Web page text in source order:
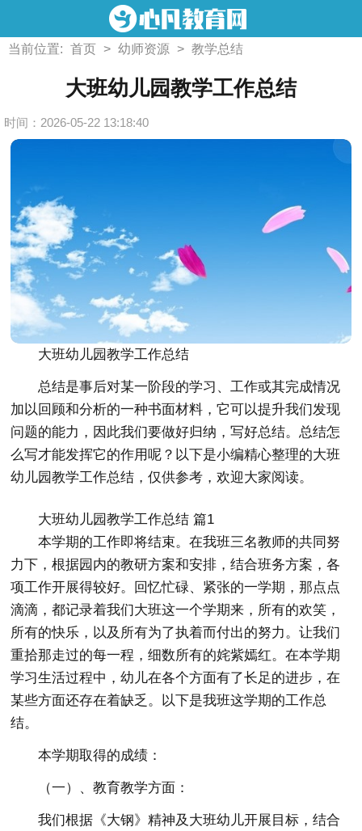
当前位置: 首页 > 幼师资源 > 教学总结
大班幼儿园教学工作总结
时间：2026-05-22 13:18:40
大班幼儿园教学工作总结
总结是事后对某一阶段的学习、工作或其完成情况
加以回顾和分析的一种书面材料，它可以提升我们发现
问题的能力，因此我们要做好归纳，写好总结。总结怎
么写才能发挥它的作用呢？以下是小编精心整理的大班
幼儿园教学工作总结，仅供参考，欢迎大家阅读。
大班幼儿园教学工作总结 篇1
本学期的工作即将结束。在我班三名教师的共同努
力下，根据园内的教研方案和安排，结合班务方案，各
项工作开展得较好。回忆忙碌、紧张的一学期，那点点
滴滴，都记录着我们大班这一个学期来，所有的欢笑，
所有的快乐，以及所有为了执着而付出的努力。让我们
重拾那走过的每一程，细数所有的姹紫嫣红。在本学期
学习生活过程中，幼儿在各个方面有了长足的进步，在
某些方面还存在着缺乏。以下是我班这学期的工作总
结。
本学期取得的成绩：
（一）、教育教学方面：
我们根据《大钢》精神及大班幼儿开展目标，结合